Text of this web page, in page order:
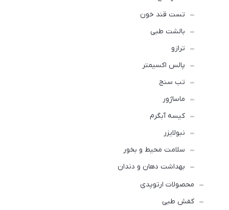
تست قند خون
بالشت طبی
ترازو
پالس اکسیمتر
تب سنج
ماساژور
کیسه آبگرم
نبولایزر
سلامت محیط و بخور
بهداشت دهان و دندان
محصولات ارتوپدی
کفش طبی